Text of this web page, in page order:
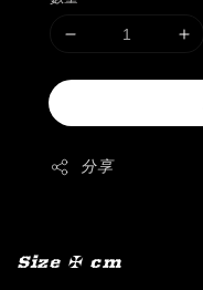
分享
Size ✠ cm